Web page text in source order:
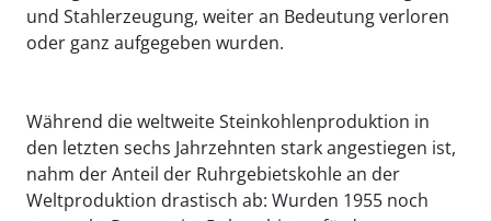
und Stahlerzeugung, weiter an Bedeutung verloren
oder ganz aufgegeben wurden.
Während die weltweite Steinkohlenproduktion in
den letzten sechs Jahrzehnten stark angestiegen ist,
nahm der Anteil der Ruhrgebietskohle an der
Weltproduktion drastisch ab: Wurden 1955 noch